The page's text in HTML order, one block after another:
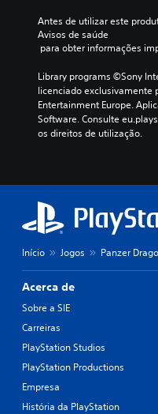
Antes de utilizar este
Avisos de saúde
para obter informações
Library programs ©Sony
licenciado exclusivamente
Entertainment Europe.
Software. Consulte
os direitos de utilização.
Início Jogos Panzer
Acerca de
Sobre a SIE
Carreiras
PlayStation Studios
PlayStation Productions
Empresa
História da PlayStation